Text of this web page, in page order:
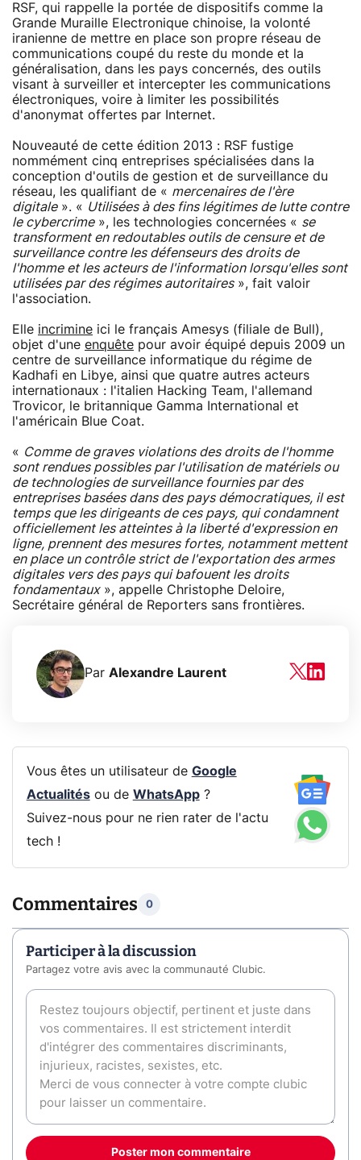
RSF, qui rappelle la portée de dispositifs comme la
Grande Muraille Electronique chinoise, la volonté
iranienne de mettre en place son propre réseau de
communications coupé du reste du monde et la
généralisation, dans les pays concernés, des outils
visant à surveiller et intercepter les communications
électroniques, voire à limiter les possibilités
d'anonymat offertes par Internet.
Nouveauté de cette édition 2013 : RSF fustige
nommément cinq entreprises spécialisées dans la
conception d'outils de gestion et de surveillance du
réseau, les qualifiant de « mercenaires de l'ère
digitale». « Utilisées à des fins légitimes de lutte contre
le cybercrime», les technologies concernées « se
transforment en redoutables outils de censure et de
surveillance contre les défenseurs des droits de
l'homme et les acteurs de l'information lorsqu'elles sont
utilisées par des régimes autoritaires», fait valoir
l'association.
Elle incrimine ici le français Amesys (filiale de Bull),
objet d'une enquête pour avoir équipé depuis 2009 un
centre de surveillance informatique du régime de
Kadhafi en Libye, ainsi que quatre autres acteurs
internationaux : l'italien Hacking Team, l'allemand
Trovicor, le britannique Gamma International et
l'américain Blue Coat.
« Comme de graves violations des droits de l'homme
sont rendues possibles par l'utilisation de matériels ou
de technologies de surveillance fournies par des
entreprises basées dans des pays démocratiques, il est
temps que les dirigeants de ces pays, qui condamnent
officiellement les atteintes à la liberté d'expression en
ligne, prennent des mesures fortes, notamment mettent
en place un contrôle strict de l'exportation des armes
digitales vers des pays qui bafouent les droits
fondamentaux», appelle Christophe Deloire,
Secrétaire général de Reporters sans frontières.
Par Alexandre Laurent
Vous êtes un utilisateur de Google
Actualitésou de WhatsApp?
Suivez-nous pour ne rien rater de l'actu
tech !
Commentaires 0
Participer à la discussion
Partagez votre avis avec la communauté Clubic.
Poster mon commentaire